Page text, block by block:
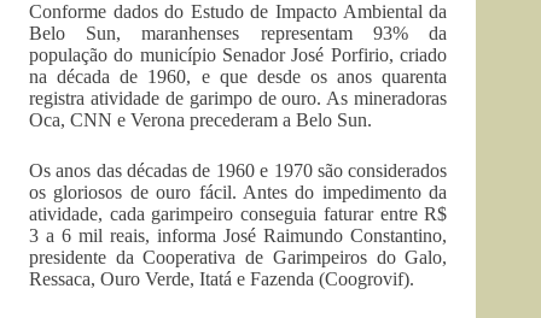
Conforme dados do Estudo de Impacto Ambiental da
Belo Sun, maranhenses representam 93% da
população do município Senador José Porfirio, criado
na década de 1960, e que desde os anos quarenta
registra atividade de garimpo de ouro. As mineradoras
Oca, CNN e Verona precederam a Belo Sun.
Os anos das décadas de 1960 e 1970 são considerados
os gloriosos de ouro fácil. Antes do impedimento da
atividade, cada garimpeiro conseguia faturar entre R$
3 a 6 mil reais, informa José Raimundo Constantino,
presidente da Cooperativa de Garimpeiros do Galo,
Ressaca, Ouro Verde, Itatá e Fazenda (Coogrovif).